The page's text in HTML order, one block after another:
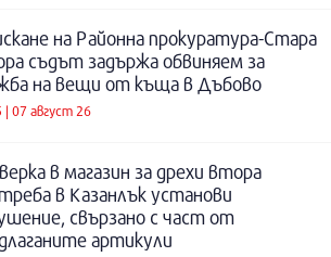
на Районна прокуратура-Стара
съдът задържа обвиняем за
на вещи от къща в Дъбово
| 07 август 26
в магазин за дрехи втора
в Казанлък установи
свързано с част от
артикули